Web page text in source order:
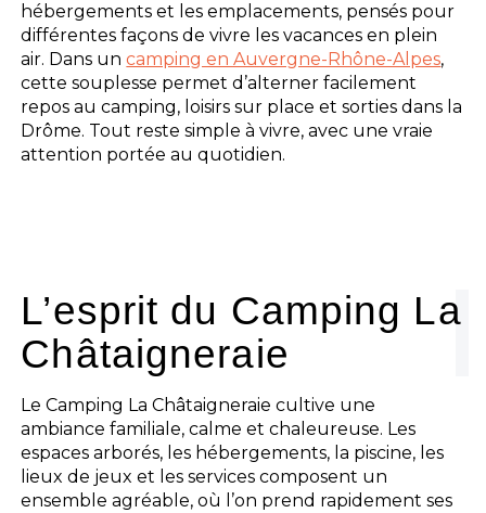
hébergements et les emplacements, pensés pour
différentes façons de vivre les vacances en plein
air. Dans uncamping en Auvergne-Rhône-Alpes,
cette souplesse permet d’alterner facilement
repos au camping, loisirs sur place et sorties dans la
Drôme. Tout reste simple à vivre, avec une vraie
attention portée au quotidien.
L’esprit du Camping La
Châtaigneraie
Le Camping La Châtaigneraie cultive une
ambiance familiale, calme et chaleureuse. Les
espaces arborés, les hébergements, la piscine, les
lieux de jeux et les services composent un
ensemble agréable, où l’on prend rapidement ses